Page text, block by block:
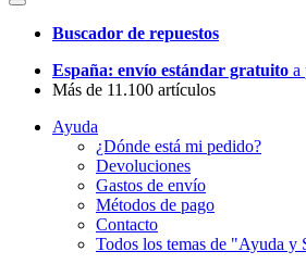
Buscador de repuestos
España: envío estándar gratuito a
Más de 11.100 artículos
Ayuda
¿Dónde está mi pedido?
Devoluciones
Gastos de envío
Métodos de pago
Contacto
Todos los temas de "Ayuda y